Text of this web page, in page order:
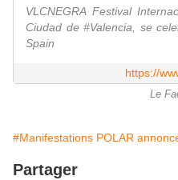
VLCNEGRA Festival
Ciudad de #Valencia, se
Spain
https://
Le
#Manifestations POLAR
Partager